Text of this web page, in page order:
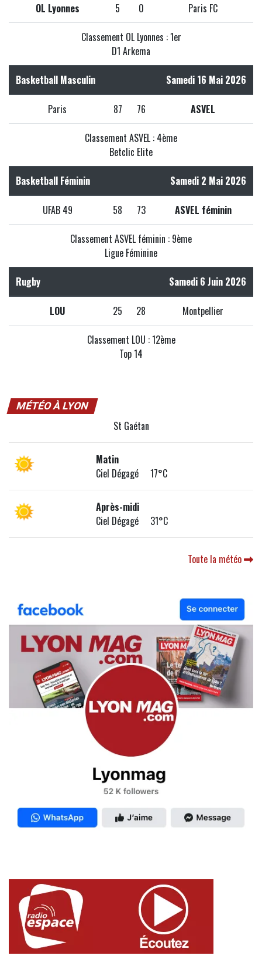
OL Lyonnes 5 0 Paris FC
Classement OL Lyonnes : 1er
D1 Arkema
Basketball Masculin Samedi 16 Mai 2026
Paris 87 76 ASVEL
Classement ASVEL : 4ème
Betclic Elite
Basketball Féminin Samedi 2 Mai 2026
UFAB 49 58 73 ASVEL féminin
Classement ASVEL féminin : 9ème
Ligue Féminine
Rugby Samedi 6 Juin 2026
LOU 25 28 Montpellier
Classement LOU : 12ème
Top 14
MÉTÉO À LYON
St Gaétan
Matin
Ciel Dégagé 17°C
Après-midi
Ciel Dégagé 31°C
Toute la météo